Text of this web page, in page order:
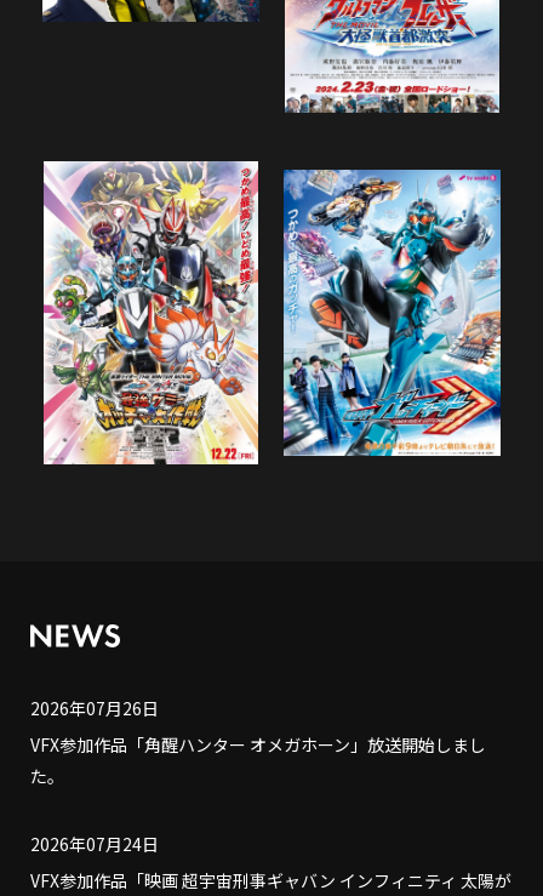
2026年07月26日
VFX参加作品「角醒ハンター オメガホーン」放送開始しまし
た。
2026年07月24日
VFX参加作品「映画 超宇宙刑事ギャバン インフィニティ 太陽が